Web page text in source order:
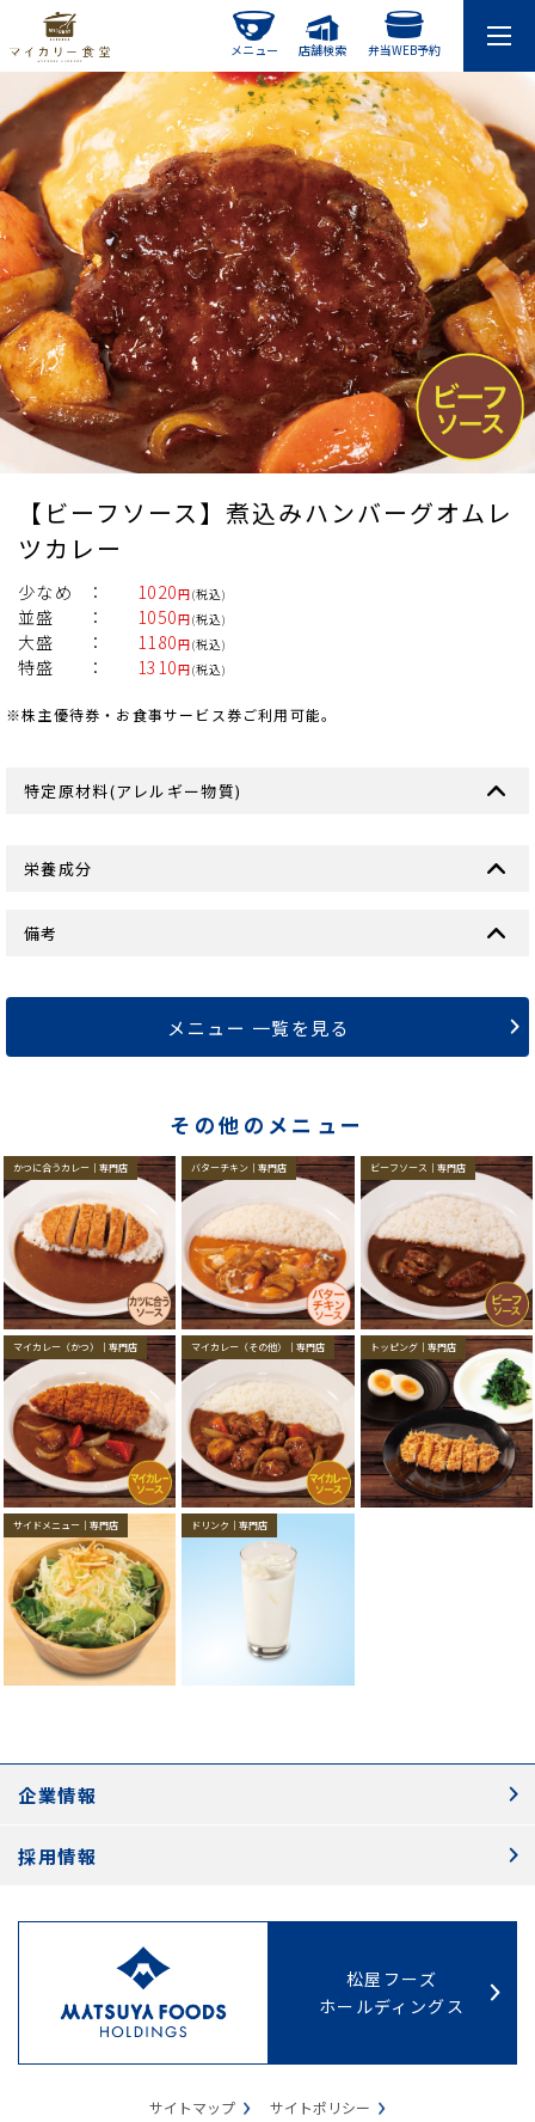
弁当WEB予約
店舗検索
メニュー
【ビーフソース】煮込みハンバーグオムレ
ツカレー
少なめ 1020円(税込)
並盛 1050円(税込)
大盛 1180円(税込)
特盛 1310円(税込)
※株主優待券・お食事サービス券ご利用可能。
特定原材料(アレルギー物質)
栄養成分
備考
メニュー 一覧を見る
その他のメニュー
かつに合うカレー｜専門店 バターチキン｜専門店 ビーフソース｜専門店
マイカレー（かつ）｜専門店 マイカレー（その他）｜専門店 トッピング｜専門店
サイドメニュー｜専門店 ドリンク｜専門店
企業情報
採用情報
松屋フーズ
ホールディングス
サイトマップ
サイトポリシー